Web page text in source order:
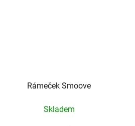
Rámeček Smoove
Skladem